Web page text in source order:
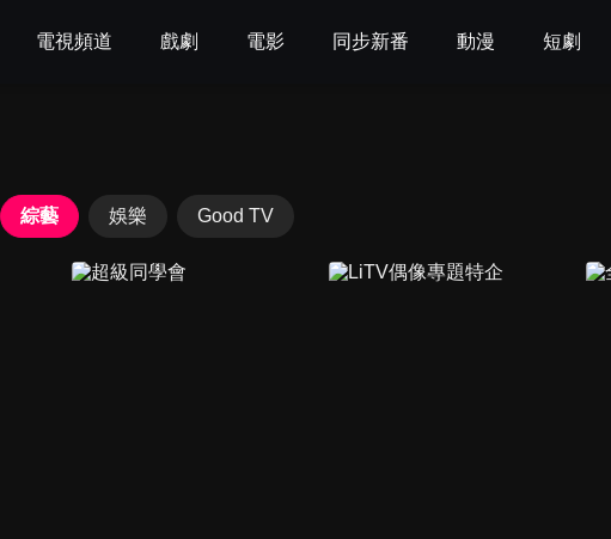
電視頻道 戲劇 電影 同步新番 動漫 短劇
綜藝 娛樂 Good TV